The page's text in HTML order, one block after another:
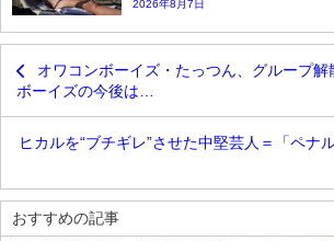
2026年8月7日
オワコンボーイズ・たっつん、グループ
ボーイズの今後は…
ヒカルを“ブチギレ”させた中堅芸人＝「ペナ
おすすめの記事